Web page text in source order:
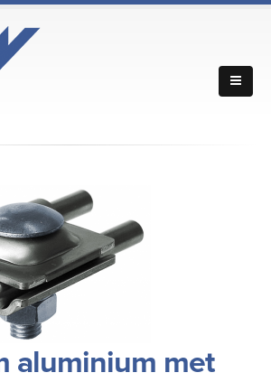
aluminium met